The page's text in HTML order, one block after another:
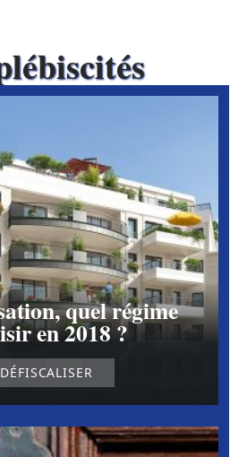
quel régime
en 2018 ?
DÉFISCALISER